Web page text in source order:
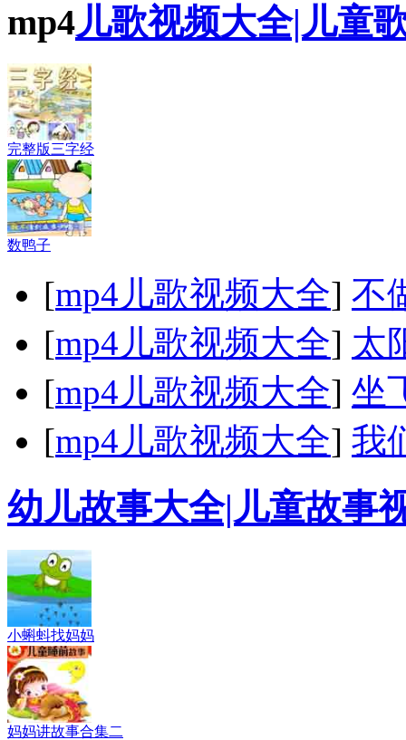
mp4儿歌视频大全|儿童
完整版三字经
数鸭子
[mp4儿歌视频大全] 不
[mp4儿歌视频大全] 太
[mp4儿歌视频大全] 坐
[mp4儿歌视频大全] 我
幼儿故事大全|儿童故事
小蝌蚪找妈妈
妈妈讲故事合集二